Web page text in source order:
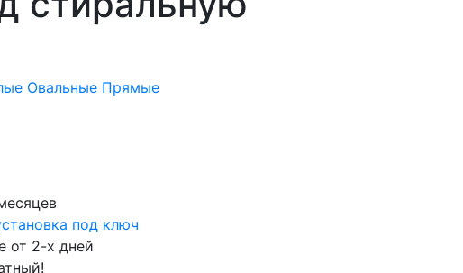
Овальные Прямые
под ключ
от 2-х дней